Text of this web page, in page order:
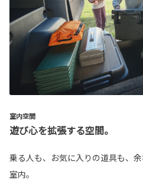
室内空間
遊び心を拡張する空間。
乗る人も、お気に入りの道具も、
室内。